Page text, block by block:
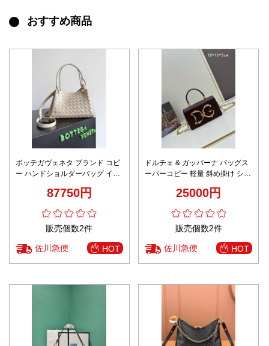
おすすめ商品
ボッテガヴェネタ ブランド コピ
ー ハンドショルダーバッグ イン
上げ 発送保証87750円
販売個数2件
佐川急便 HOT
ドルチェ & ガッバーナ バッグス
ーパーコピー 軽量 斜め掛け シン
リント 激安 レッド
25000円
販売個数2件
佐川急便 HOT